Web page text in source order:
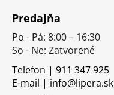
Predajňa
Po - Pá: 8:00 – 16:30
So - Ne: Zatvorené
Telefon | 911 347 925
E-mail | info@lipera.sk